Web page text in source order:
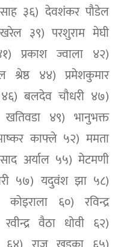
३६) देवशंकर पौडेल
३९) परशुराम मेघी
प्रकाश ज्वाला ४२)
श्रेष्ठ ४४) प्रमेशकुमार
४६) बलदेव चौधरी ४७)
खतिवडा ४९) भानुभक्त
काफ्ले ५२) ममता
अर्याल ५५) मेटमणी
५७) यदुवंश झा ५८)
६०) रविन्द्र
वैठा धोवी ६२)